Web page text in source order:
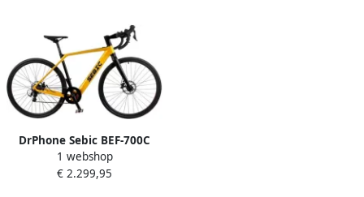
DrPhone Sebic BEF-700C
Gravel E-Bike – 36V 250W
Bafang Motor – Verborgen
1 webshop
€ 2.299,95